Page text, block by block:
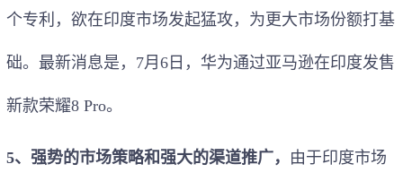
个专利，欲在印度市场发起猛攻，为更大市场份额打基
础。最新消息是，7月6日，华为通过亚马逊在印度发售
新款荣耀8 Pro。
5、强势的市场策略和强大的渠道推广， 由于印度市场